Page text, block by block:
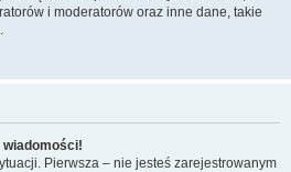
i moderatorów oraz inne dane, takie
wiadomości!
Pierwsza – nie jesteś zarejestrowanym